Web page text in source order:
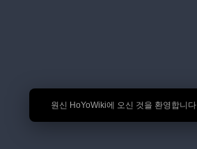
🎉 원신 HoYoWiki에 오신 것을 환영합니다